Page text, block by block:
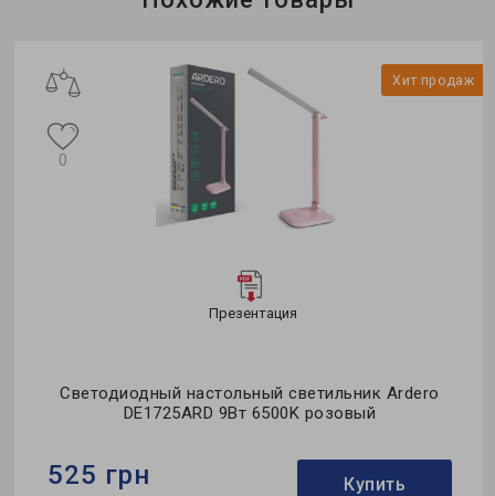
Хит продаж
Презентация
Светодиодный настольный светильник Ardero
DE1725ARD 9Вт 6500K розовый
0
525 грн Купить